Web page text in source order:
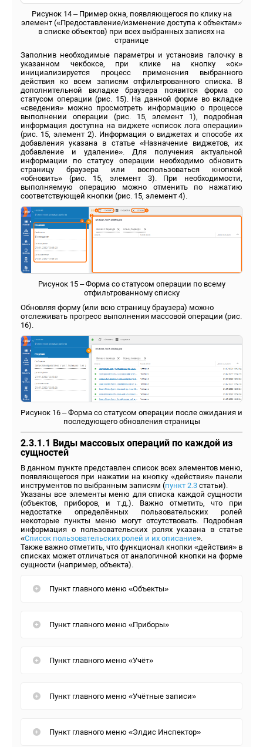
Рисунок 14 – Пример окна, появляющегося по клику на
элемент («Предоставление/изменение доступа к объектам»
в списке объектов) при всех выбранных записях на
странице
Заполнив необходимые параметры и установив галочку в
указанном чекбоксе, при клике на кнопку «ок»
инициализируется процесс применения выбранного
действия ко всем записям отфильтрованного списка. В
дополнительной вкладке браузера появится форма со
статусом операции (рис. 15). На данной форме во вкладке
«сведения» можно просмотреть информацию о процессе
выполнении операции (рис. 15, элемент 1), подробная
информация доступна на виджете «список лога операции»
(рис. 15, элемент 2). Информация о виджетах и способе их
добавления указана в статье «Назначение виджетов, их
добавление и удаление». Для получения актуальной
информации по статусу операции необходимо обновить
страницу браузера или воспользоваться кнопкой
«обновить» (рис. 15, элемент 3). При необходимости,
выполняемую операцию можно отменить по нажатию
соответствующей кнопки (рис. 15, элемент 4).
Рисунок 15 – Форма со статусом операции по всему
отфильтрованному списку
Обновляя форму (или всю страницу браузера) можно
отслеживать прогресс выполнения массовой операции (рис.
16).
Рисунок 16 – Форма со статусом операции после ожидания и
последующего обновления страницы
2.3.1.1 Виды массовых операций по каждой из
сущностей
В данном пункте представлен список всех элементов меню,
появляющегося при нажатии на кнопку «действия» панели
инструментов по выбранным записям (пункт 2.3 статьи).
Указаны все элементы меню для списка каждой сущности
(объектов, приборов, и т.д.). Важно отметить, что при
недостатке определённых пользовательских ролей
некоторые пункты меню могут отсутствовать. Подробная
информация о пользовательских ролях указана в статье
«Список пользовательских ролей и их описание».
Также важно отметить, что функционал кнопки «действия» в
списках может отличаться от аналогичной кнопки на форме
сущности (например, объекта).
Пункт главного меню «Объекты»
Пункт главного меню «Приборы»
Пункт главного меню «Учёт»
Пункт главного меню «Учётные записи»
Пункт главного меню «Элдис Инспектор»